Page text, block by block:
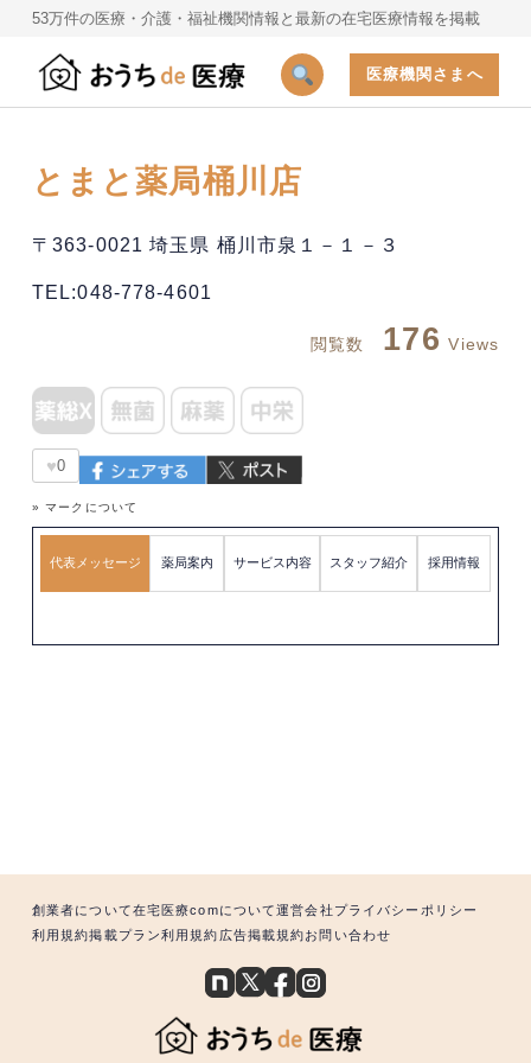
53万件の医療・介護・福祉機関情報と最新の在宅医療情報を掲載
医療機関さまへ
とまと薬局桶川店
〒363-0021 埼玉県 桶川市泉１－１－３
TEL:048-778-4601
閲覧数 176 Views
♥0
» マークについて
代表メッセージ 薬局案内 サービス内容 スタッフ紹介 採用情報
創業者について在宅医療comについて運営会社 プライバシーポリシー
利用規約掲載プラン利用規約 広告掲載規約お問い合わせ